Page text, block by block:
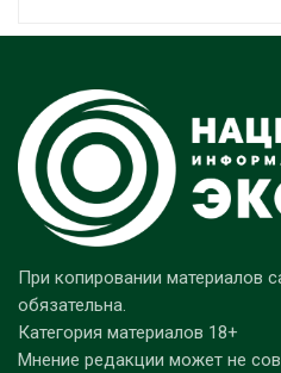
При копировании материалов
обязательна.
Категория материалов 18+
Мнение редакции может не